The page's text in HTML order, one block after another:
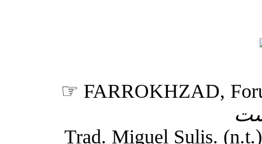
☞ FARROKHZAD,
Trad. Miguel Sulis.